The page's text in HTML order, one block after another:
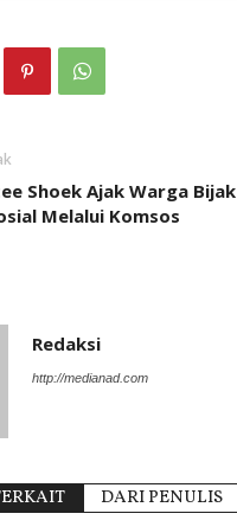
Shoek Ajak Warga Bijak
Melalui Komsos
Redaksi
http://medianad.com
DARI PENULIS